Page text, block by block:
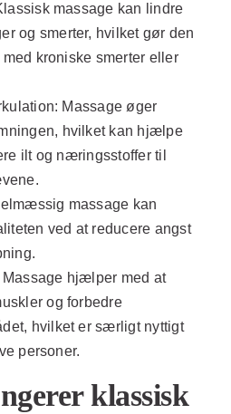
massage kan lindre
og smerter, hvilket gør den
kroniske smerter eller
Massage øger
hvilket kan hjælpe
ilt og næringsstoffer til
massage kan
ved at reducere angst
Massage hjælper med at
og forbedre
hvilket er særligt nyttigt
personer.
klassisk